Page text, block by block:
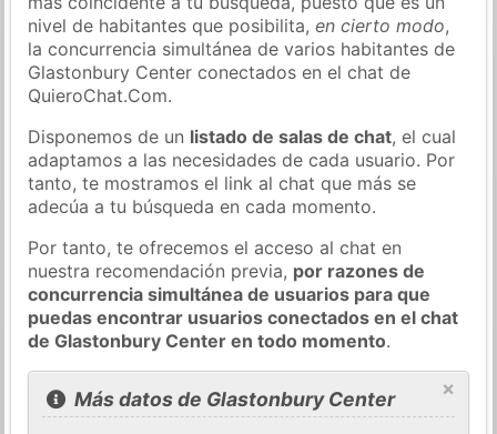
nivel de habitantes que posibilita,en cierto modo,
la concurrencia simultánea de varios habitantes de
Glastonbury Center conectados en el chat de
QuieroChat.Com.
Disponemos de un listado de salas de chat, el cual
adaptamos a las necesidades de cada usuario. Por
tanto, te mostramos el link al chat que más se
adecúa a tu búsqueda en cada momento.
Por tanto, te ofrecemos el acceso al chat en
nuestra recomendación previa, por razones de
concurrencia simultánea de usuarios para que
puedas encontrar usuarios conectados en el chat
de Glastonbury Center en todo momento.
×
Más datos de Glastonbury Center